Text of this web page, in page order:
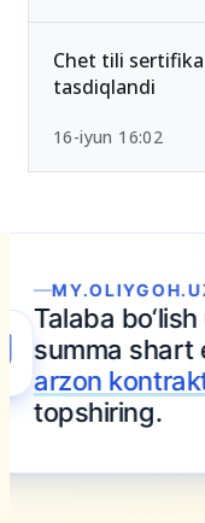
Chet tili
tasdiqlandi
16-iyun 16:02